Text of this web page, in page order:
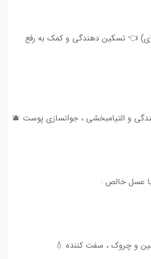
👈 تسکین دهندگی و کمک به رفع
و التیامبخشی ، جوانسازی پوست 🫐
عسل خالص :
و چروک ، سفت کننده 💧